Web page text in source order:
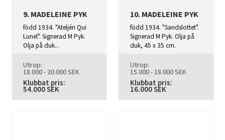
9. MADELEINE PYK
född 1934. "Ateljén Qui
Lunel". Signerad M Pyk.
Olja på duk...
Utrop:
18.000 - 20.000 SEK
Klubbat pris:
54.000 SEK
10. MADELEINE PYK
född 1934. "Sandslottet".
Signerad M Pyk. Olja på
duk, 45 x 35 cm.
Utrop:
15.000 - 18.000 SEK
Klubbat pris:
16.000 SEK